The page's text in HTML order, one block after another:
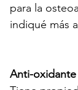
para la
indiqué más
Anti-oxidante